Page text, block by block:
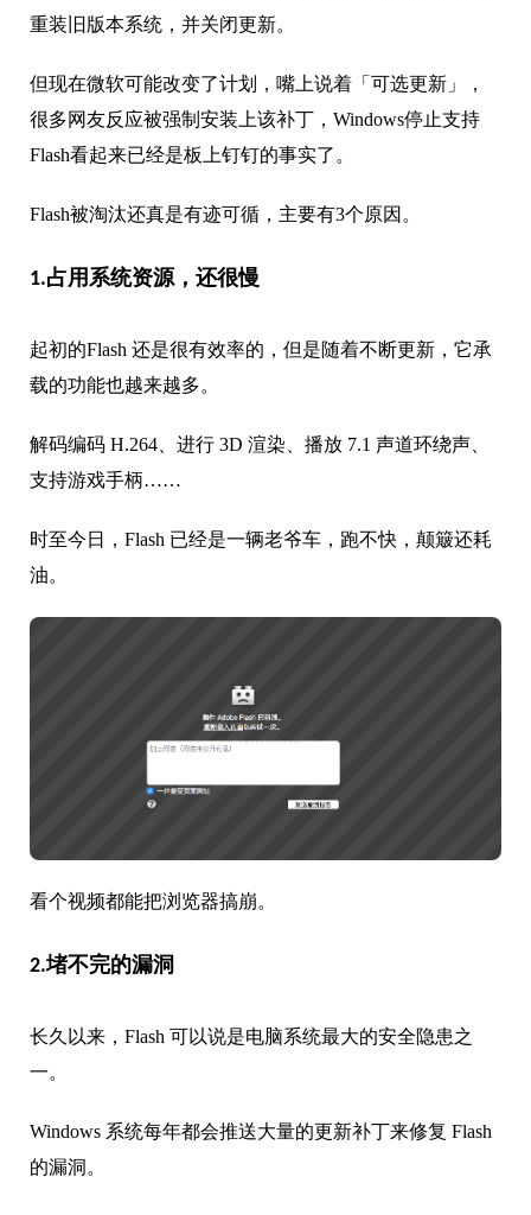
重装旧版本系统，并关闭更新。
但现在微软可能改变了计划，嘴上说着「可选更新」，
很多网友反应被强制安装上该补丁，Windows停止支持
Flash看起来已经是板上钉钉的事实了。
Flash被淘汰还真是有迹可循，主要有3个原因。
1.占用系统资源，还很慢
起初的Flash 还是很有效率的，但是随着不断更新，它承
载的功能也越来越多。
解码编码 H.264、进行 3D 渲染、播放 7.1 声道环绕声、
支持游戏手柄……
时至今日，Flash 已经是一辆老爷车，跑不快，颠簸还耗
油。
看个视频都能把浏览器搞崩。
2.堵不完的漏洞
长久以来，Flash 可以说是电脑系统最大的安全隐患之
一。
Windows 系统每年都会推送大量的更新补丁来修复 Flash
的漏洞。